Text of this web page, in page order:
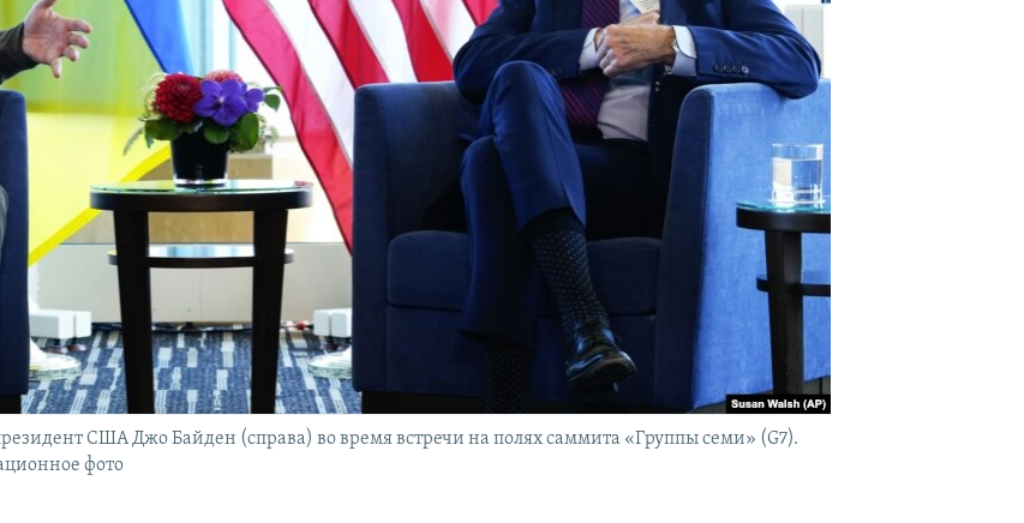
США Джо Байден (справа) во время встречи на полях саммита «Группы семи» (G7).
фото